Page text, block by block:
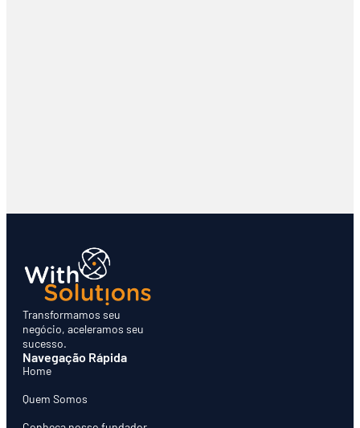
Transformamos seu
negócio, aceleramos seu
sucesso.
Navegação Rápida
Home
Quem Somos